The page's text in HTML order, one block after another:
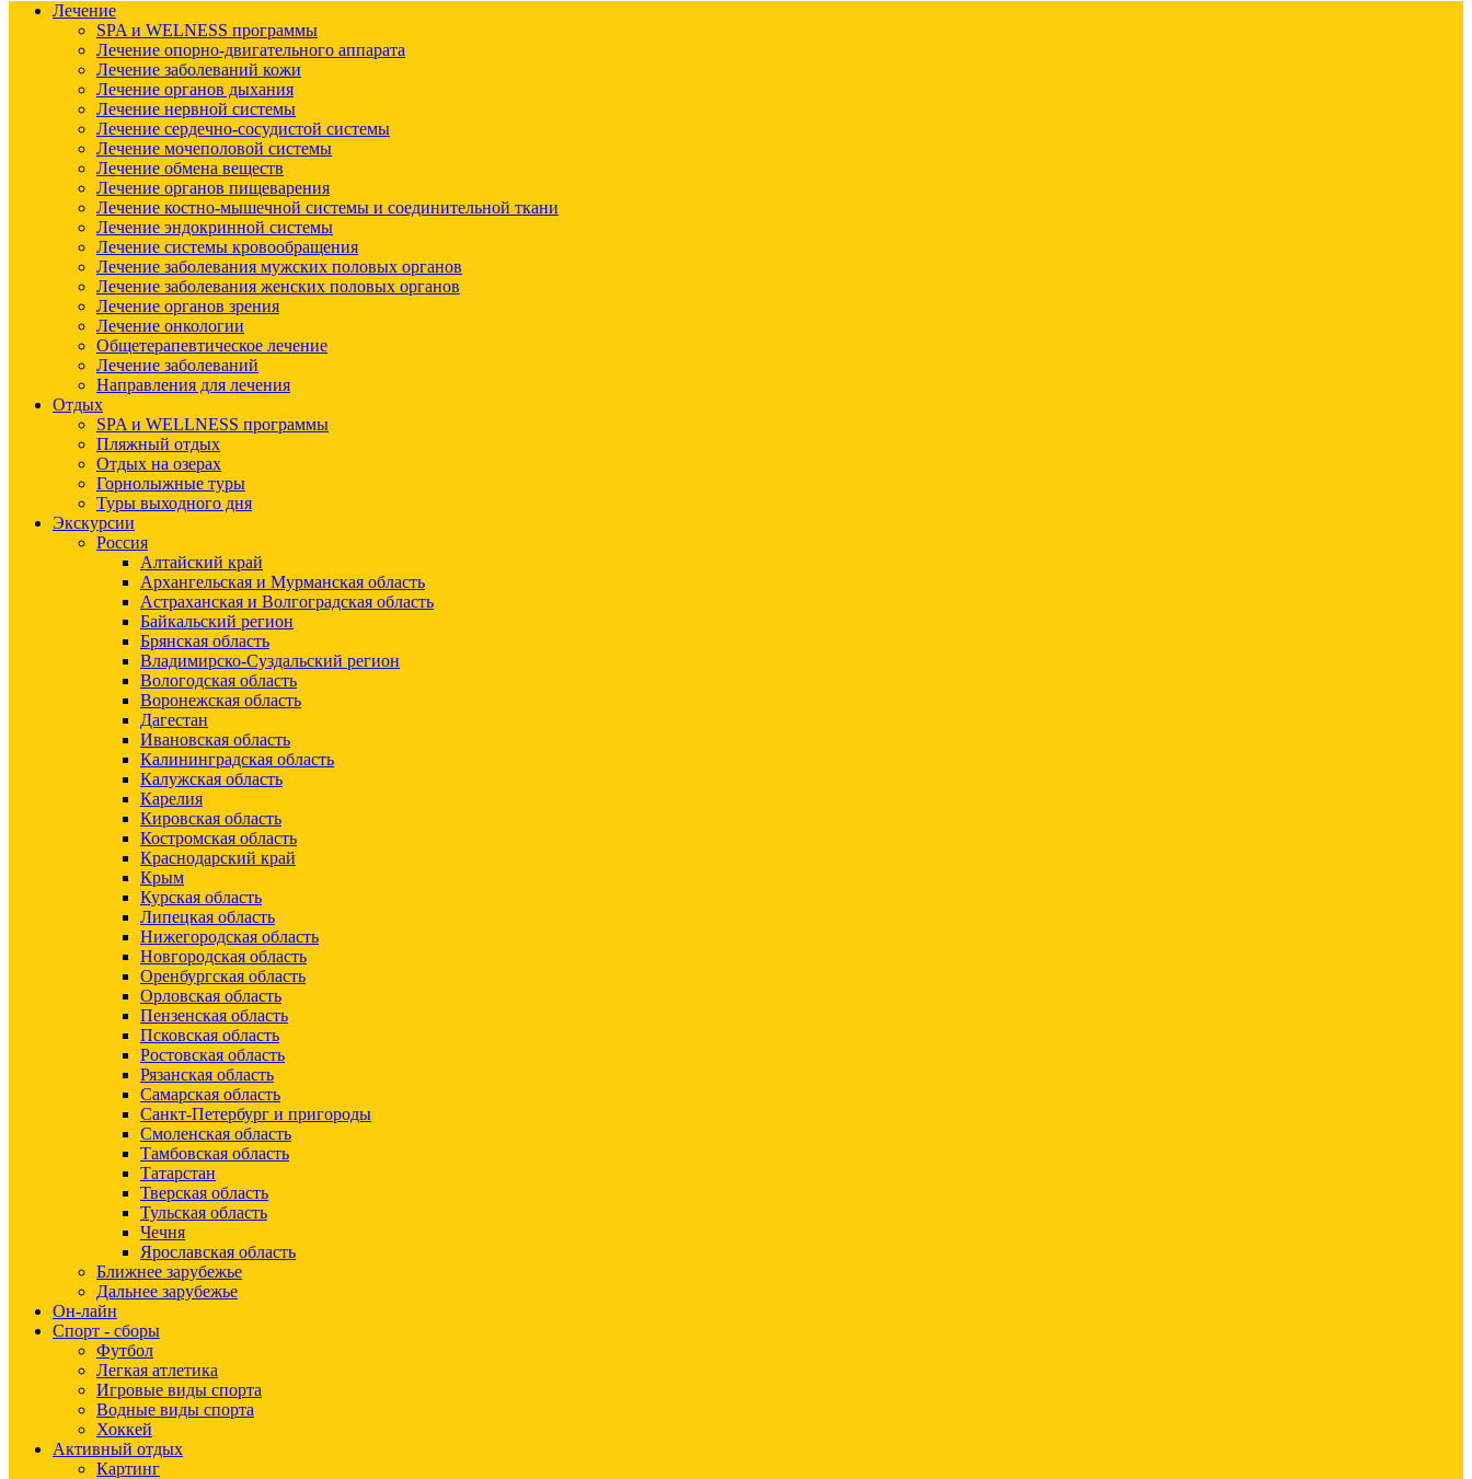
Лечение
SPA и WELNESS программы
Лечение опорно-двигательного аппарата
Лечение заболеваний кожи
Лечение органов дыхания
Лечение нервной системы
Лечение сердечно-сосудистой системы
Лечение мочеполовой системы
Лечение обмена веществ
Лечение органов пищеварения
Лечение костно-мышечной системы и соединительной ткани
Лечение эндокринной системы
Лечение системы кровообращения
Лечение заболевания мужских половых органов
Лечение заболевания женских половых органов
Лечение органов зрения
Лечение онкологии
Общетерапевтическое лечение
Лечение заболеваний
Направления для лечения
Отдых
SPA и WELLNESS программы
Пляжный отдых
Отдых на озерах
Горнолыжные туры
Туры выходного дня
Экскурсии
Россия
Алтайский край
Архангельская и Мурманская область
Астраханская и Волгоградская область
Байкальский регион
Брянская область
Владимирско-Суздальский регион
Вологодская область
Воронежская область
Дагестан
Ивановская область
Калининградская область
Калужская область
Карелия
Кировская область
Костромская область
Краснодарский край
Крым
Курская область
Липецкая область
Нижегородская область
Новгородская область
Оренбургская область
Орловская область
Пензенская область
Псковская область
Ростовская область
Рязанская область
Самарская область
Санкт-Петербург и пригороды
Смоленская область
Тамбовская область
Татарстан
Тверская область
Тульская область
Чечня
Ярославская область
Ближнее зарубежье
Дальнее зарубежье
Он-лайн
Спорт - сборы
Футбол
Легкая атлетика
Игровые виды спорта
Водные виды спорта
Хоккей
Активный отдых
Картинг